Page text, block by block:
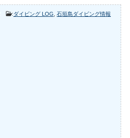
:ダイビング LOG ,石垣島ダイビング情報